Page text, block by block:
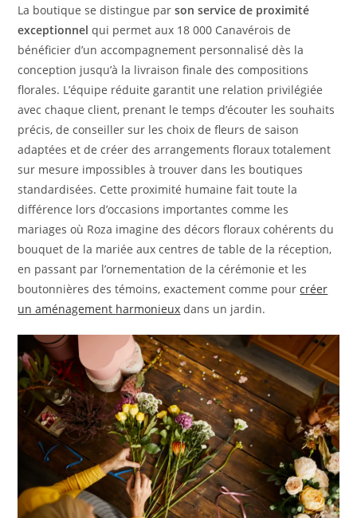
La boutique se distingue parson service de proximité
exceptionnel qui permet aux 18 000 Canavérois de
bénéficier d’un accompagnement personnalisé dès la
conception jusqu’à la livraison finale des compositions
florales. L’équipe réduite garantit une relation privilégiée
avec chaque client, prenant le temps d’écouter les souhaits
précis, de conseiller sur les choix de fleurs de saison
adaptées et de créer des arrangements floraux totalement
sur mesure impossibles à trouver dans les boutiques
standardisées. Cette proximité humaine fait toute la
différence lors d’occasions importantes comme les
mariages où Roza imagine des décors floraux cohérents du
bouquet de la mariée aux centres de table de la réception,
en passant par l’ornementation de la cérémonie et les
boutonnières des témoins, exactement comme pourcréer
un aménagement harmonieux dans un jardin.